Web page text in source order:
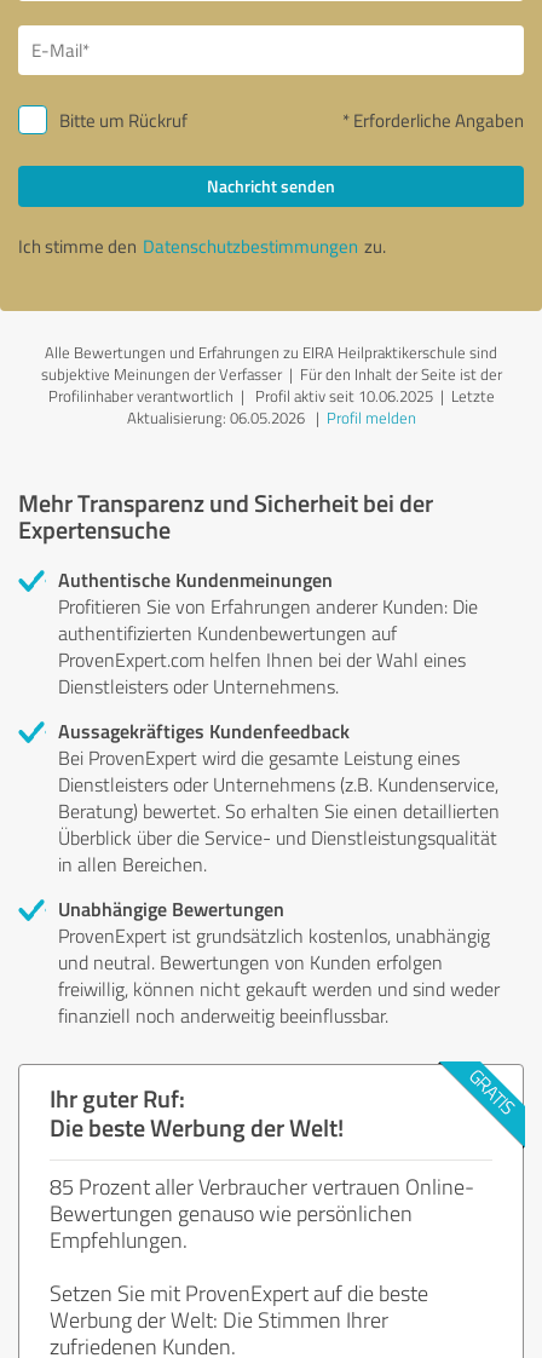
Bitte um Rückruf * Erforderliche Angaben
Nachricht senden
Ich stimme den Datenschutzbestimmungen zu.
Alle Bewertungen und Erfahrungen zu EIRA Heilpraktikerschule sind
subjektive Meinungen der Verfasser | Für den Inhalt der Seite ist der
Profilinhaber verantwortlich | Profil aktiv seit 10.06.2025 | Letzte
Aktualisierung: 06.05.2026| Profil melden
Mehr Transparenz und Sicherheit bei der
Expertensuche
Authentische Kundenmeinungen
Profitieren Sie von Erfahrungen anderer Kunden: Die
authentifizierten Kundenbewertungen auf
ProvenExpert.com helfen Ihnen bei der Wahl eines
Dienstleisters oder Unternehmens.
Aussagekräftiges Kundenfeedback
Bei ProvenExpert wird die gesamte Leistung eines
Dienstleisters oder Unternehmens (z.B. Kundenservice,
Beratung) bewertet. So erhalten Sie einen detaillierten
Überblick über die Service- und Dienstleistungsqualität
in allen Bereichen.
Unabhängige Bewertungen
ProvenExpert ist grundsätzlich kostenlos, unabhängig
und neutral. Bewertungen von Kunden erfolgen
freiwillig, können nicht gekauft werden und sind weder
finanziell noch anderweitig beeinflussbar.
Ihr guter Ruf:
Die beste Werbung der Welt!
85 Prozent aller Verbraucher vertrauen Online-
Bewertungen genauso wie persönlichen
Empfehlungen.
Setzen Sie mit ProvenExpert auf die beste
Werbung der Welt: Die Stimmen Ihrer
zufriedenen Kunden.